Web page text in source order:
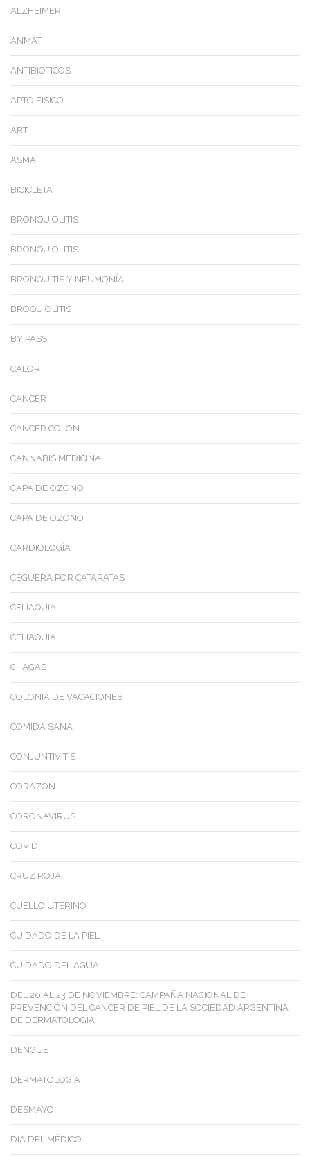
ALZHEIMER
ANMAT
ANTIBIOTICOS
APTO FISICO
ART
ASMA
BICICLETA
BRONQUIOLITIS
BRONQUIOLITIS
BRONQUITIS Y NEUMONÍA
BROQUIOLITIS
BY PASS
CALOR
CANCER
CANCER COLON
CANNABIS MEDICINAL
CAPA DE OZONO
CAPA DE OZONO
CARDIOLOGÍA
CEGUERA POR CATARATAS
CELIAQUIA
CELIAQUIA
CHAGAS
COLONIA DE VACACIONES
COMIDA SANA
CONJUNTIVITIS
CORAZON
CORONAVIRUS
COVID
CRUZ ROJA
CUELLO UTERINO
CUIDADO DE LA PIEL
CUIDADO DEL AGUA
DEL 20 AL 23 DE NOVIEMBRE: CAMPAÑA NACIONAL DE
PREVENCIÓN DEL CÁNCER DE PIEL DE LA SOCIEDAD ARGENTINA
DE DERMATOLOGÍA
DENGUE
DERMATOLOGIA
DESMAYO
DIA DEL MÉDICO